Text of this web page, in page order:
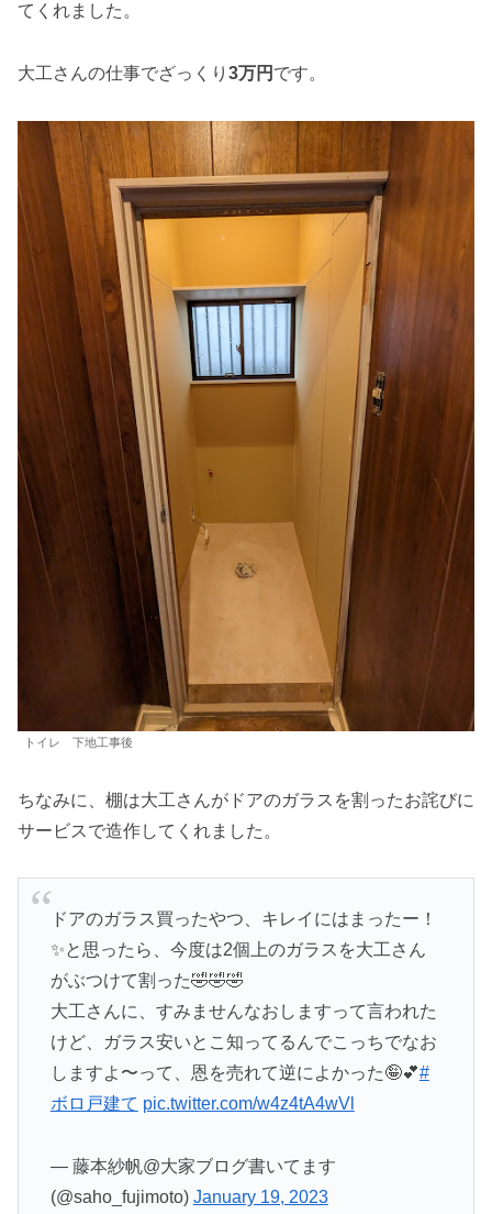
てくれました。
大工さんの仕事でざっくり 3万円 です。
トイレ 下地工事後
ちなみに、棚は大工さんがドアのガラスを割ったお詫びに
サービスで造作してくれました。
ドアのガラス買ったやつ、キレイにはまったー！
✨と思ったら、今度は2個上のガラスを大工さん
がぶつけて割った🤣🤣🤣
大工さんに、すみませんなおしますって言われた
けど、ガラス安いとこ知ってるんでこっちでなお
しますよ〜って、恩を売れて逆によかった🤪💕#
ボロ戸建て pic.twitter.com/w4z4tA4wVl
— 藤本紗帆@大家ブログ書いてます
(@saho_fujimoto) January 19, 2023